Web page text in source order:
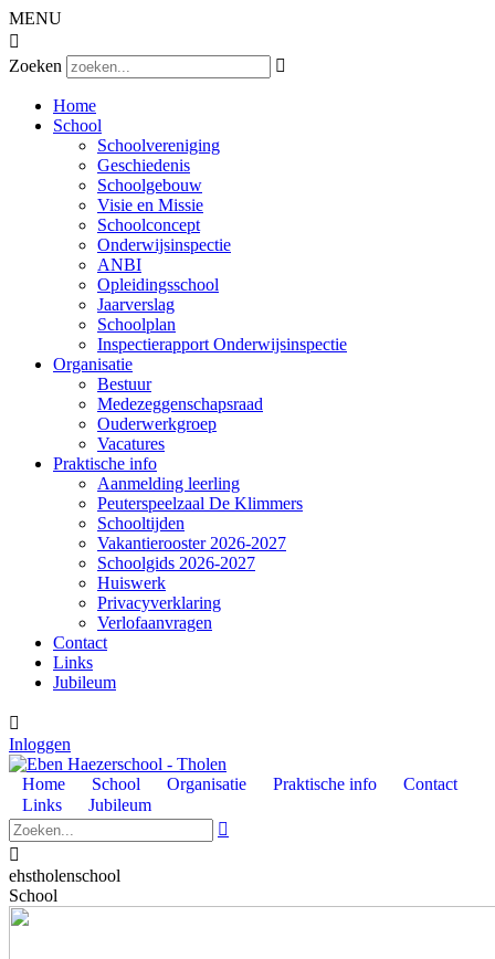
MENU

Zoeken

Home
School
Schoolvereniging
Geschiedenis
Schoolgebouw
Visie en Missie
Schoolconcept
Onderwijsinspectie
ANBI
Opleidingsschool
Jaarverslag
Schoolplan
Inspectierapport Onderwijsinspectie
Organisatie
Bestuur
Medezeggenschapsraad
Ouderwerkgroep
Vacatures
Praktische info
Aanmelding leerling
Peuterspeelzaal De Klimmers
Schooltijden
Vakantierooster 2026-2027
Schoolgids 2026-2027
Huiswerk
Privacyverklaring
Verlofaanvragen
Contact
Links
Jubileum

Inloggen
Home School Organisatie Praktische info
Contact
Links
Jubileum


ehstholenschool
School